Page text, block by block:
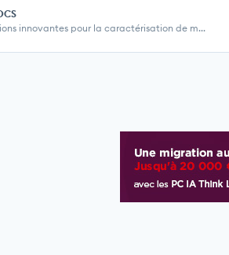
innovantes pour la caractérisation de m...